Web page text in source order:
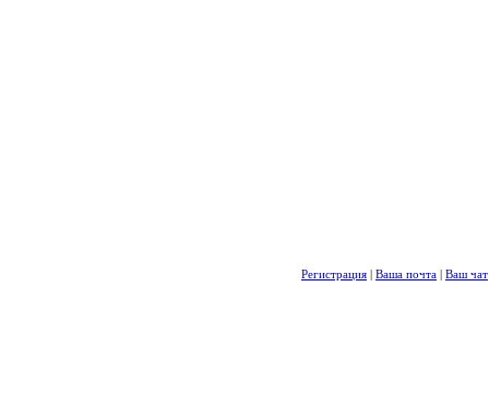
Регистрация | Ваша почта | Ваш чат